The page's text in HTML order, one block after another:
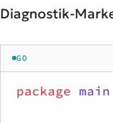
Diagnostik-
GO
package main